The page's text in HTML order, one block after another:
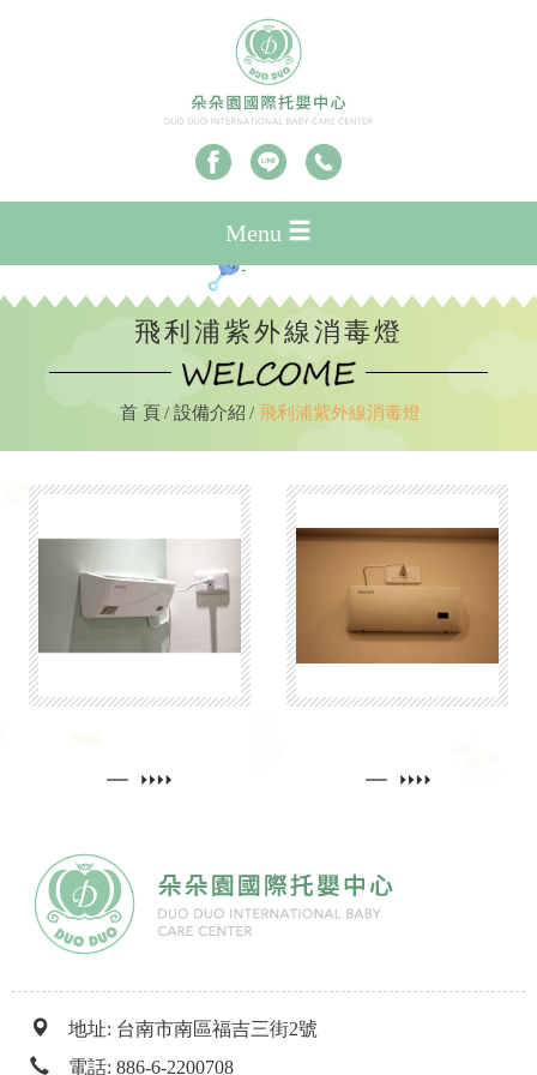
Menu
飛利浦紫外線消毒燈
首 頁 設備介紹 飛利浦紫外線消毒燈
地址: 台南市南區福吉三街2號
電話: 886-6-2200708